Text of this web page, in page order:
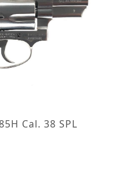
Cal. 38 SPL